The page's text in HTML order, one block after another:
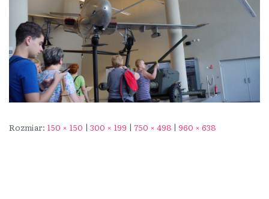
Rozmiar: 150 × 150 | 300 × 199 | 750 × 498 | 960 × 638